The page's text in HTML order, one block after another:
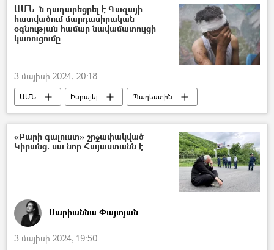
Սահման
ԱՄՆ–ն դադարեցրել է Գազայի
հատվածում մարդասիրական
օգնության համար նավամատույցի
կառուցումը
3 մայիսի 2024, 20:18
ԱՄՆ Իսրայել
Պաղեստին
Պենտագոն
«Բարի գալուստ» շրջափակված
Կիրանց. սա նոր Հայաստանն է
Մարիաննա Փայտյան
3 մայիսի 2024, 19:50